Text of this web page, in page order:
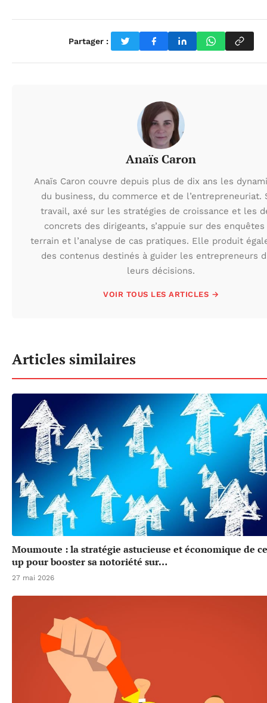
Partager :
Anaïs Caron
Anaïs Caron couvre depuis plus de dix ans les
du business, du commerce et de l’entrepreneuriat.
travail, axé sur les stratégies de croissance et les
concrets des dirigeants, s’appuie sur des enquêtes
terrain et l’analyse de cas pratiques. Elle produit
des contenus destinés à guider les entrepreneurs
leurs décisions.
VOIR TOUS LES ARTICLES →
Articles similaires
Moumoute : la stratégie astucieuse et économique de
up pour booster sa notoriété sur…
27 mai 2026